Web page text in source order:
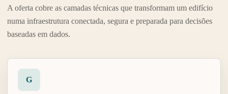
A oferta cobre as camadas técnicas que transformam um edifício
numa infraestrutura conectada, segura e preparada para decisões
baseadas em dados.
G